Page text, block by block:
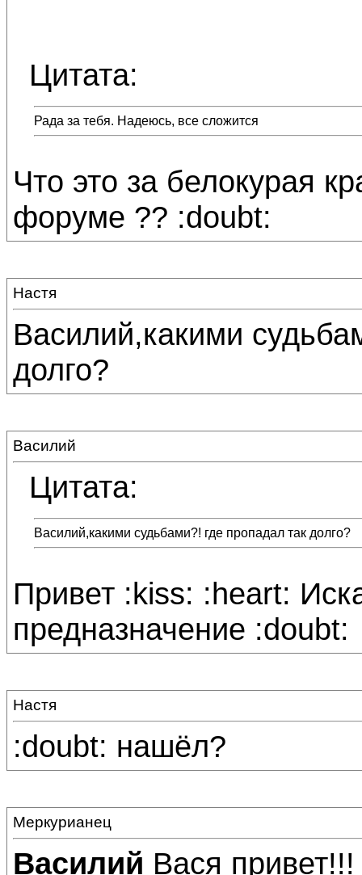
Цитата:
Рада за тебя. Надеюсь, все сложится
Что это за белокурая
форуме ?? :doubt:
Настя
Василий,какими
долго?
Василий
Цитата:
Василий,какими судьбами?! где пропадал так долго?
Привет :kiss: :heart:
предназначение :doubt:
Настя
:doubt: нашёл?
Меркурианец
Василий Вася